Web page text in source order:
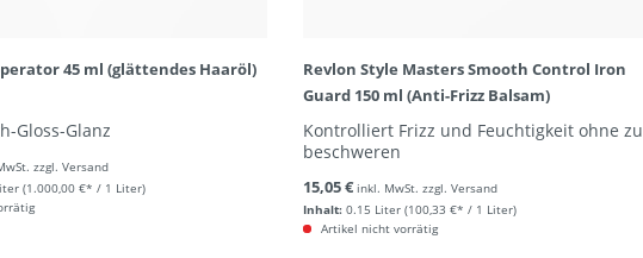
45 ml (glättendes Haaröl)
Gloss-Glanz
(1.000,00 €* / 1 Liter)
zzgl. Versand
Revlon Style Masters Smooth Control Iron
Guard 150 ml (Anti-Frizz Balsam)
Kontrolliert Frizz und Feuchtigkeit ohne zu
beschweren
Inhalt: 0.15 Liter (100,33 €* / 1 Liter)
15,05 € inkl. MwSt. zzgl. Versand
Artikel nicht vorrätig